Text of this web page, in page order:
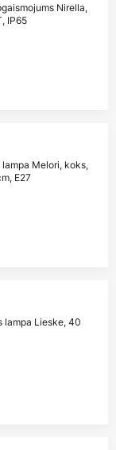
Nirella,
IP65
Melori, koks,
E27
lampa Lieske, 40